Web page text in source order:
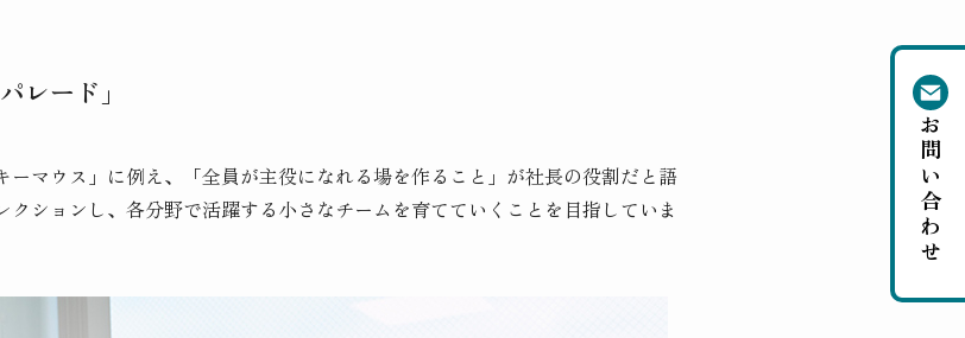
レード」
マウス」に例え、「全員が主役になれる場を作ること」が社長の役割だと語
クションし、各分野で活躍する小さなチームを育てていくことを目指していま
お問い合わせ